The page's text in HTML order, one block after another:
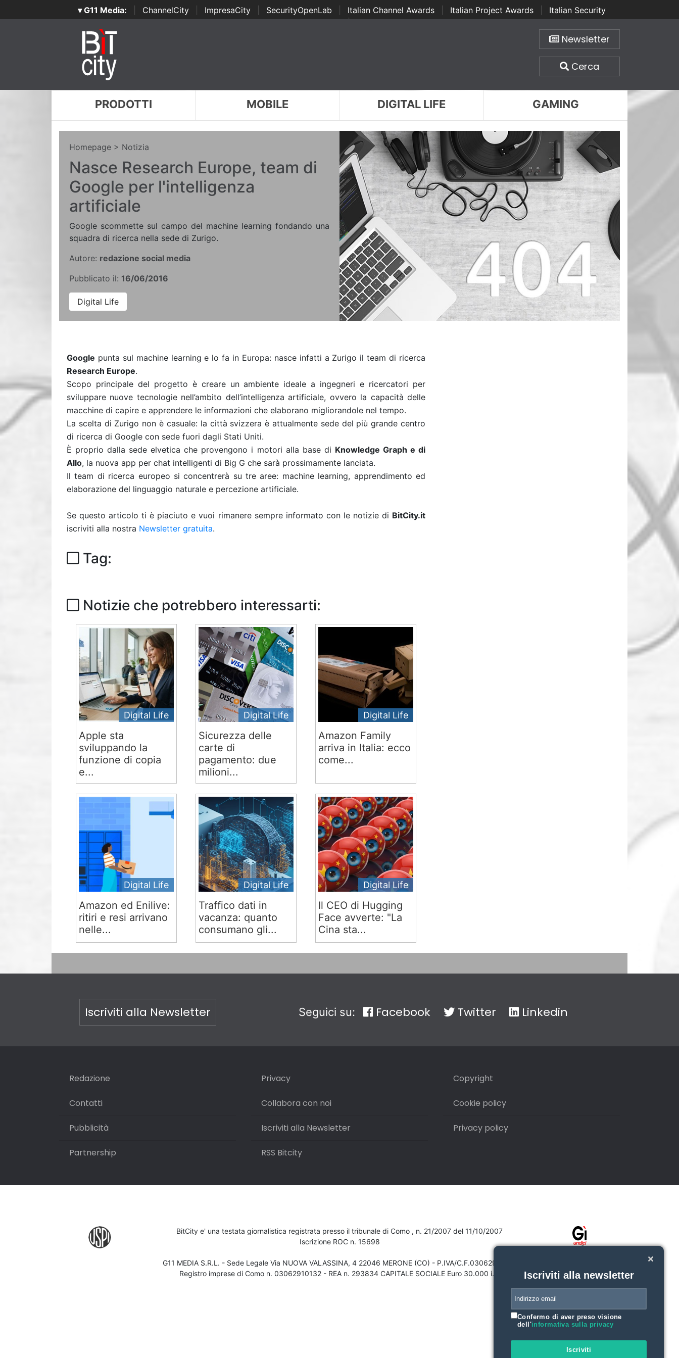
▾ G11 Media: ChannelCity ImpresaCity SecurityOpenLab Italian Channel Awards Italian Project Awards
Italian Security
Awards | ...
Newsletter
Cerca
PRODOTTI MOBILE DIGITAL LIFE GAMING
Homepage > Notizia
Nasce Research Europe, team di
Google per l'intelligenza
artificiale
Google scommette sul campo del machine learning fondando una
squadra di ricerca nella sede di Zurigo.
Autore: redazione social media
Pubblicato il: 16/06/2016
Digital Life
Google punta sul machine learning e lo fa in Europa: nasce infatti a Zurigo il team di ricerca
Research Europe.
Scopo principale del progetto è creare un ambiente ideale a ingegneri e ricercatori per
sviluppare nuove tecnologie nell’ambito dell’intelligenza artificiale, ovvero la capacità delle
macchine di capire e apprendere le informazioni che elaborano migliorandole nel tempo.
La scelta di Zurigo non è casuale: la città svizzera è attualmente sede del più grande centro
di ricerca di Google con sede fuori dagli Stati Uniti.
È proprio dalla sede elvetica che provengono i motori alla base di Knowledge Graph e di
Allo, la nuova app per chat intelligenti di Big G che sarà prossimamente lanciata.
Il team di ricerca europeo si concentrerà su tre aree: machine learning, apprendimento ed
elaborazione del linguaggio naturale e percezione artificiale.
Se questo articolo ti è piaciuto e vuoi rimanere sempre informato con le notizie di BitCity.it
iscriviti alla nostra Newsletter gratuita.
Tag:
Notizie che potrebbero interessarti:
Digital Life
Apple sta
sviluppando la
funzione di copia
e...
Digital Life
Sicurezza delle
carte di
pagamento: due
milioni...
Digital Life
Amazon Family
arriva in Italia: ecco
come...
Digital Life
Amazon ed Enilive:
ritiri e resi arrivano
nelle...
Digital Life
Traffico dati in
vacanza: quanto
consumano gli...
Digital Life
Il CEO di Hugging
Face avverte: "La
Cina sta...
Iscriviti alla Newsletter Seguici su: Facebook Twitter Linkedin
Redazione
Contatti
Pubblicità
Partnership
Privacy
Collabora con noi
Iscriviti alla Newsletter
RSS Bitcity
Copyright
Cookie policy
Privacy policy
BitCity e' una testata giornalistica registrata presso il tribunale di Como , n. 21/2007 del 11/10/2007
Iscrizione ROC n. 15698
G11 MEDIA S.R.L. - Sede Legale Via NUOVA VALASSINA, 4 22046 MERONE (CO) - P.IVA/C.F.03062910132
Registro imprese di Como n. 03062910132 - REA n. 293834 CAPITALE SOCIALE Euro 30.000 i.v.
Iscriviti alla newsletter
Confermo di aver preso visione
dell'informativa sulla privacy
Iscriviti